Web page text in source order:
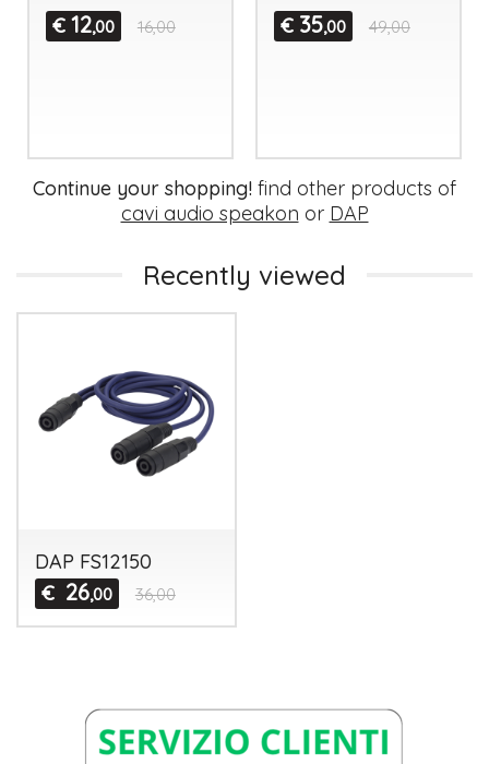
€ 12,00 16,00
€ 35,00 49,00
Continue your shopping! find other products of
cavi audio speakon or DAP
Recently viewed
DAP FS12150
€ 26,00 36,00